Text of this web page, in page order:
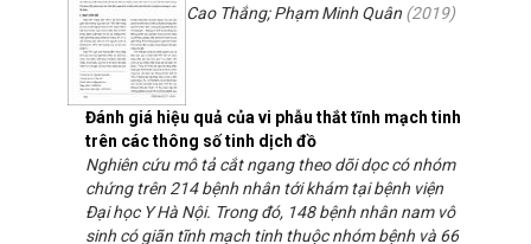
Đánh giá hiệu quả của vi phẫu thắt tĩnh mạch tinh
trên các thông số tinh dịch đồ
Cao Thắng; Phạm Minh Quân (2019)
Nghiên cứu mô tả cắt ngang theo dõi dọc có nhóm
chứng trên 214 bệnh nhân tới khám tại bệnh viện
Đại học Y Hà Nội. Trong đó, 148 bệnh nhân nam vô
sinh có giãn tĩnh mạch tinh thuộc nhóm bệnh và 66